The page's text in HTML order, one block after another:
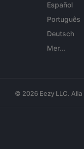
Español
Português
Deutsch
Mer...
© 2026 Eezy LLC.